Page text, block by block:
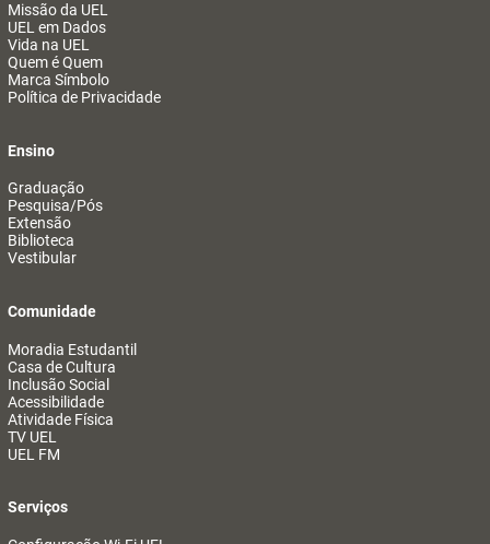
Missão da UEL
UEL em Dados
Vida na UEL
Quem é Quem
Marca Símbolo
Política de Privacidade
Ensino
Graduação
Pesquisa/Pós
Extensão
Biblioteca
Vestibular
Comunidade
Moradia Estudantil
Casa de Cultura
Inclusão Social
Acessibilidade
Atividade Física
TV UEL
UEL FM
Serviços